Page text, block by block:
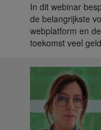
In dit webinar
de belangrijkste
webplatform en
toekomst veel